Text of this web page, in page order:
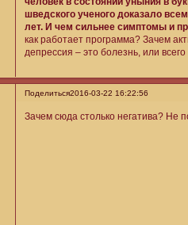
шведского ученого доказало
лет. И чем сильнее симптомы и
как работает программа? Зачем
депрессия – это болезнь, или
Поделиться2016-03-22 16:22:56
Зачем сюда столько негатива? Не